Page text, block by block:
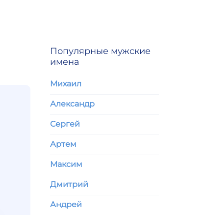
Популярные мужские
имена
Михаил
Александр
Сергей
Артем
Максим
Дмитрий
Андрей